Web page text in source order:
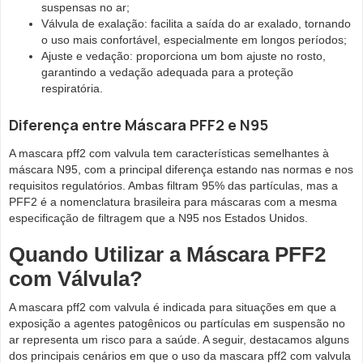
suspensas no ar;
Válvula de exalação: facilita a saída do ar exalado, tornando
o uso mais confortável, especialmente em longos períodos;
Ajuste e vedação: proporciona um bom ajuste no rosto,
garantindo a vedação adequada para a proteção
respiratória.
Diferença entre Máscara PFF2 e N95
A mascara pff2 com valvula tem características semelhantes à
máscara N95, com a principal diferença estando nas normas e nos
requisitos regulatórios. Ambas filtram 95% das partículas, mas a
PFF2 é a nomenclatura brasileira para máscaras com a mesma
especificação de filtragem que a N95 nos Estados Unidos.
Quando Utilizar a Máscara PFF2
com Válvula?
A mascara pff2 com valvula é indicada para situações em que a
exposição a agentes patogênicos ou partículas em suspensão no
ar representa um risco para a saúde. A seguir, destacamos alguns
dos principais cenários em que o uso da mascara pff2 com valvula